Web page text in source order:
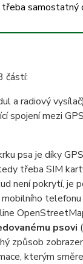
samostatný
částí:
a radiový vysílač)
spojení mezi
psa je díky
třeba SIM
není pokrytí,
psovi
způsob
kterým